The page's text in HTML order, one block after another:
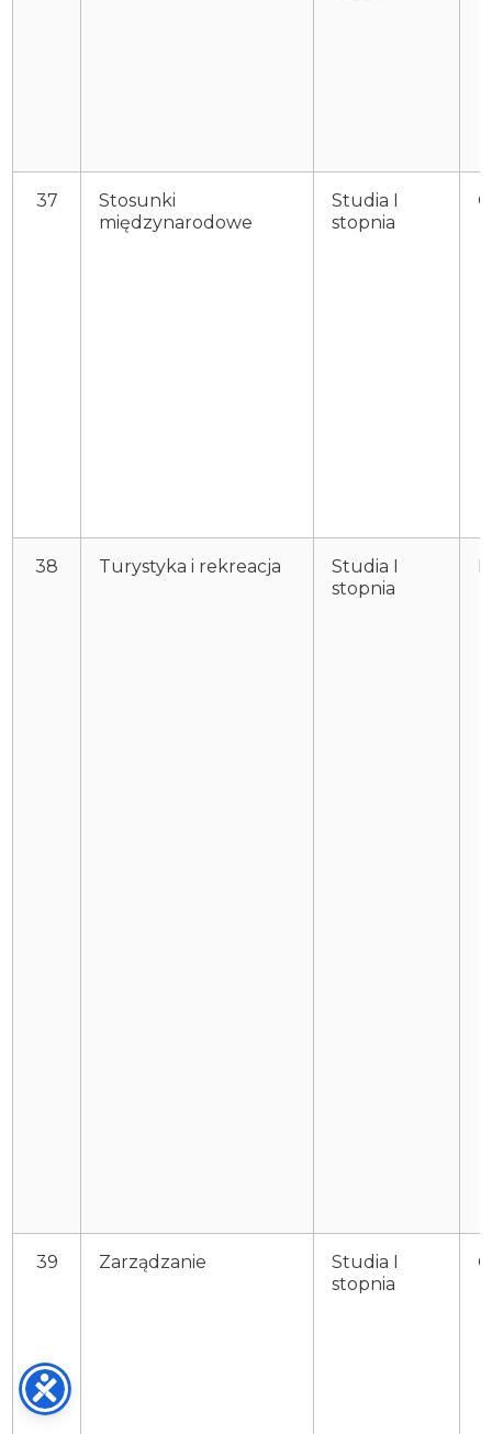
37
Stosunki
międzynarodowe
Studia I
stopnia
38 Turystyka i rekreacja
Studia I
stopnia
39 Zarządzanie
Studia I
stopnia